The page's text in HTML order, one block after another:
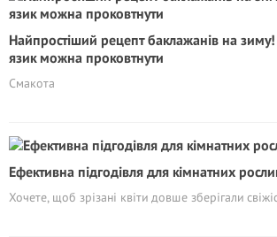
Найпростіший рецепт баклажанів на
язик можна проковтнути
Смакота
Ефективна підгодівля для кімнатних
Хочете, щоб зрізані квіти довше зберігали